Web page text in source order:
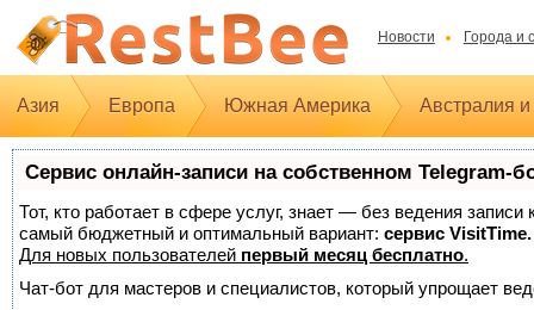
Новости Города и
Азия Европа Южная Америка Австралия
Сервис онлайн-записи на собственном Telegram-
Тот, кто работает в сфере услуг, знает — без ведения
самый бюджетный и оптимальный вариант: сервис VisitTime.
Для новых пользователей первый месяц бесплатно.
Чат-бот для мастеров и специалистов, который упрощает